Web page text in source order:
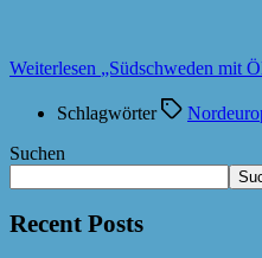
Weiterlesen „Südschweden mit
Schlagwörter
Suchen
Recent Posts